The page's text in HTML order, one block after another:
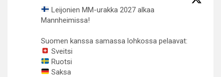
Leijonien MM-urakka 2027 alkaa
Mannheimissa!
Suomen kanssa samassa lohkossa pelaavat:
Sveitsi
Ruotsi
Saksa